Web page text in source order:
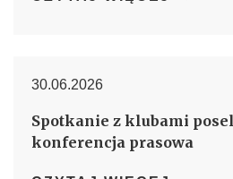
30.06.2026
Spotkanie z klubami
konferencja prasowa